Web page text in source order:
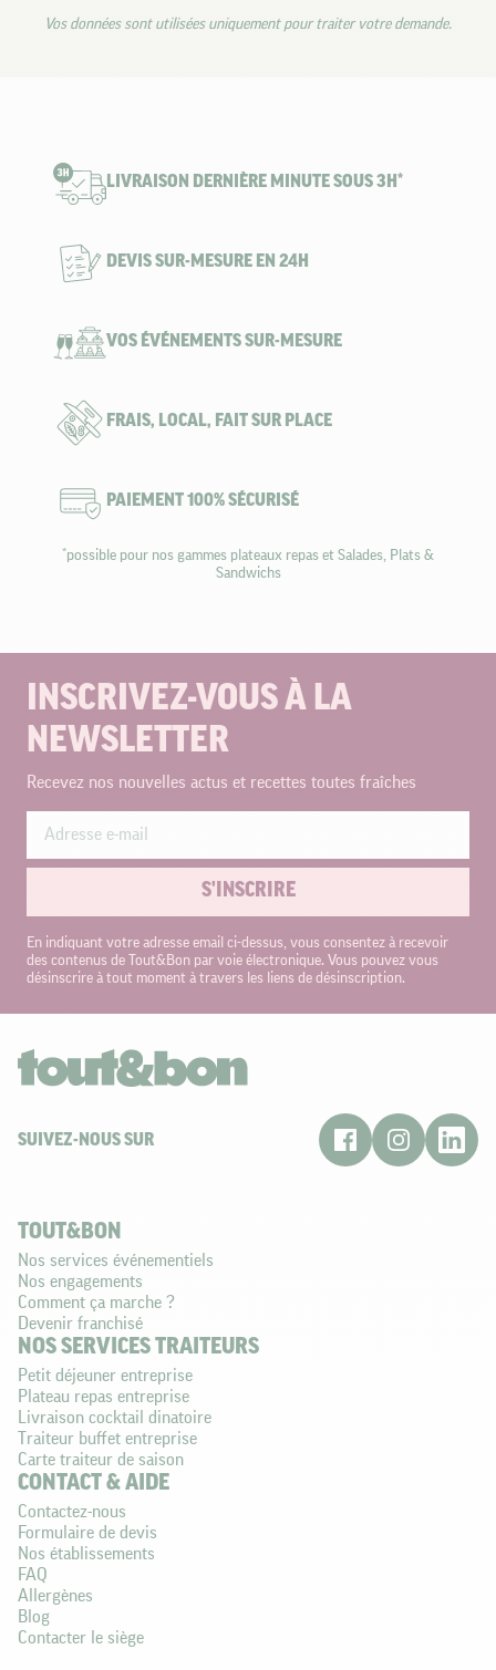
Vos données sont utilisées uniquement pour traiter votre demande.
LIVRAISON DERNIÈRE MINUTE SOUS 3H*
DEVIS SUR-MESURE EN 24H
VOS ÉVÉNEMENTS SUR-MESURE
FRAIS, LOCAL, FAIT SUR PLACE
PAIEMENT 100% SÉCURISÉ
*possible pour nos gammes plateaux repas et Salades, Plats &
Sandwichs
INSCRIVEZ-VOUS À LA
NEWSLETTER
Recevez nos nouvelles actus et recettes toutes fraîches
S'INSCRIRE
En indiquant votre adresse email ci-dessus, vous consentez à recevoir
des contenus de Tout&Bon par voie électronique. Vous pouvez vous
désinscrire à tout moment à travers les liens de désinscription.
SUIVEZ-NOUS SUR
TOUT&BON
Nos services événementiels
Nos engagements
Comment ça marche ?
Devenir franchisé
NOS SERVICES TRAITEURS
Petit déjeuner entreprise
Plateau repas entreprise
Livraison cocktail dinatoire
Traiteur buffet entreprise
Carte traiteur de saison
CONTACT & AIDE
Contactez-nous
Formulaire de devis
Nos établissements
FAQ
Allergènes
Blog
Contacter le siège